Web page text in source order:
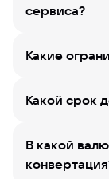
сервиса?
Какие
Какой срок
В какой